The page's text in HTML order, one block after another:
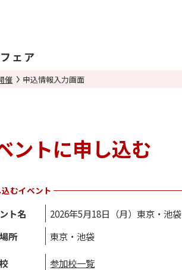
ェア
催 申込情報入力画面
ントに申し込む
むイベント
ト名
2026年5月18日（月）東京・池袋
所
東京・池袋
参加校一覧